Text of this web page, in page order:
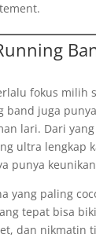
fokus milih
band juga
lari. Dari
ultra lengkap
punya
yang paling
tepat bisa
dan nikmatin